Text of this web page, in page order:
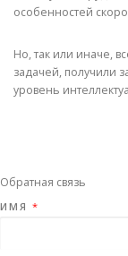
особенностей
Но, так или иначе,
задачей, получили
уровень
Обратная связь
ИМЯ *